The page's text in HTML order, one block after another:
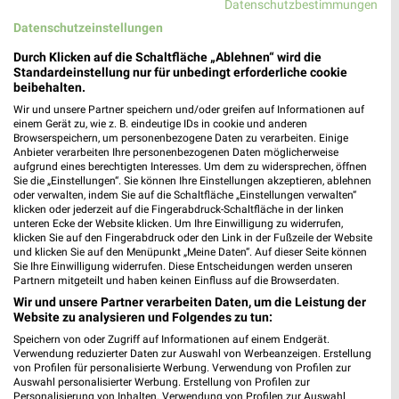
Friedrichstraße 133
Heute geschlossen
477,64 km • Angebote: 2 Prospekte
Angebote-Kalender für JYSK in
Düsseldorf und Umgebung
Aug.
03 Mo 04Di 05Mi 06Do 07Fr
Datenschutzbestimmungen
Datenschutzeinstellungen
Durch Klicken auf die Schaltfläche „Ablehnen“ wird die
Standardeinstellung nur für unbedingt erforderliche cookie
beibehalten.
Wir und unsere Partner speichern und/oder greifen auf Informationen auf
einem Gerät zu, wie z. B. eindeutige IDs in cookie und anderen
Browserspeichern, um personenbezogene Daten zu verarbeiten. Einige
Anbieter verarbeiten Ihre personenbezogenen Daten möglicherweise
aufgrund eines berechtigten Interesses. Um dem zu widersprechen, öffnen
Sie die „Einstellungen“. Sie können Ihre Einstellungen akzeptieren, ablehnen
oder verwalten, indem Sie auf die Schaltfläche „Einstellungen verwalten“
klicken oder jederzeit auf die Fingerabdruck-Schaltfläche in der linken
unteren Ecke der Website klicken. Um Ihre Einwilligung zu widerrufen,
klicken Sie auf den Fingerabdruck oder den Link in der Fußzeile der Website
und klicken Sie auf den Menüpunkt „Meine Daten“. Auf dieser Seite können
Sie Ihre Einwilligung widerrufen. Diese Entscheidungen werden unseren
Partnern mitgeteilt und haben keinen Einfluss auf die Browserdaten.
Wir und unsere Partner verarbeiten Daten, um die Leistung der
Website zu analysieren und Folgendes zu tun:
Speichern von oder Zugriff auf Informationen auf einem Endgerät.
Verwendung reduzierter Daten zur Auswahl von Werbeanzeigen. Erstellung
von Profilen für personalisierte Werbung. Verwendung von Profilen zur
Auswahl personalisierter Werbung. Erstellung von Profilen zur
Personalisierung von Inhalten. Verwendung von Profilen zur Auswahl